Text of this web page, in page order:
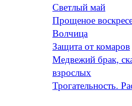
Светлый май
Прощеное
Волчица
Защита от комаров
Медвежий брак,
взрослых
Трогательность.